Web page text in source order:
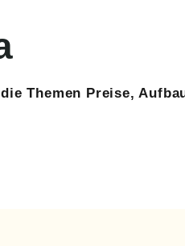
Themen Preise,